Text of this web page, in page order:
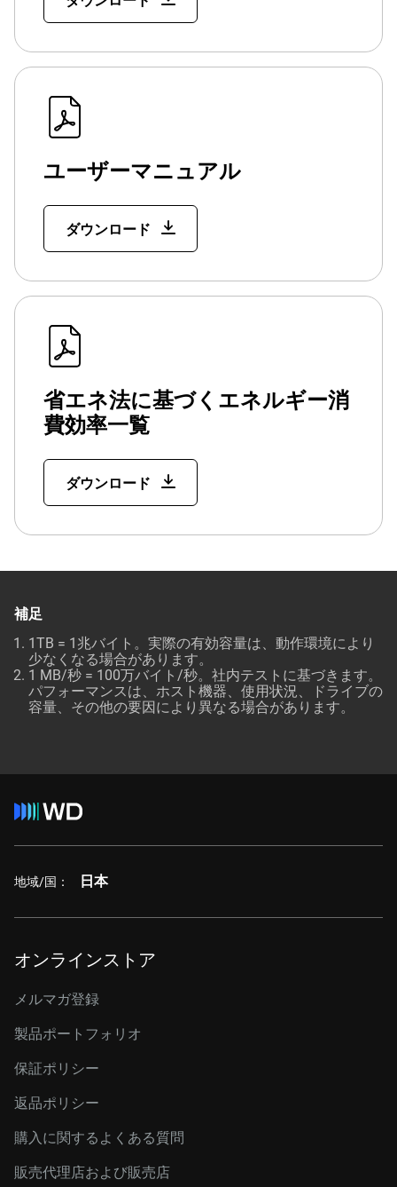
ユーザーマニュアル
ダウンロード
省エネ法に基づくエネルギー消
費効率一覧
ダウンロード
補足
1TB = 1兆バイト。実際の有効容量は、動作環境により
少なくなる場合があります。
1 MB/秒 = 100万バイト/秒。社内テストに基づきます。
パフォーマンスは、ホスト機器、使用状況、ドライブの
容量、その他の要因により異なる場合があります。
地域/国： 日本
オンラインストア
メルマガ登録
製品ポートフォリオ
保証ポリシー
返品ポリシー
購入に関するよくある質問
販売代理店および販売店